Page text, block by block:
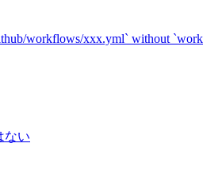
workflows/xxx.yml` without
ない